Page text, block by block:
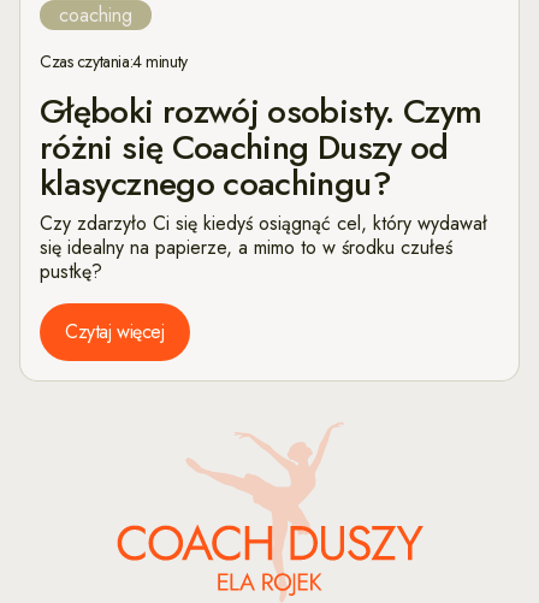
coaching
Czas czytania:4 minuty
Głęboki rozwój osobisty. Czym
różni się Coaching Duszy od
klasycznego coachingu?
Czy zdarzyło Ci się kiedyś osiągnąć cel, który wydawał
się idealny na papierze, a mimo to w środku czułeś
pustkę?
Czytaj więcej